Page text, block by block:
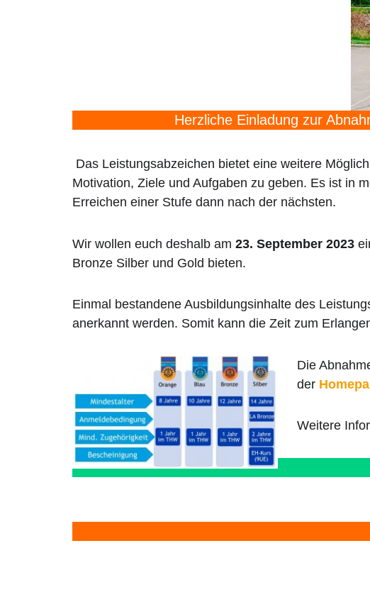
Herzliche Einladung zur
Das Leistungsabzeichen bietet eine weitere
Motivation, Ziele und Aufgaben zu geben. Es ist in
Erreichen einer Stufe dann nach der nächsten.
Wir wollen euch deshalb am 23. September 2023
Bronze Silber und Gold bieten.
Einmal bestandene Ausbildungsinhalte des
anerkannt werden. Somit kann die Zeit zum
Die
der
Weitere